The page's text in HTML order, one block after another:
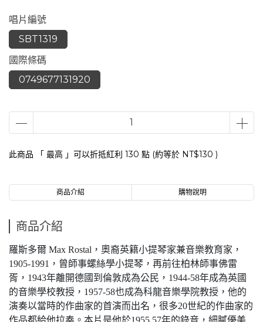
唱片編號
SBT1319
國際條碼
0749677131920
此商品 「 最高 」可以折抵紅利 130 點 (約等於 NT$130 )
商品介紹 購物說明
商品介紹
羅斯多爾 Max Rostal，奧裔英籍小提琴家兼音樂教育家，
1905-1991，曾師事螺絲學小提琴，再前往柏林師事佛雷
胥，1943年離開德國到倫敦成為公民，1944-58年成為英國
的音樂學校教授，1957-58也成為科龍音樂學院教授，他的
演奏以當時的作曲家的首演而出名，很多20世紀的作曲家的
作品都給他拉奏。本片是他於1955.57年的錄音，細膩優美